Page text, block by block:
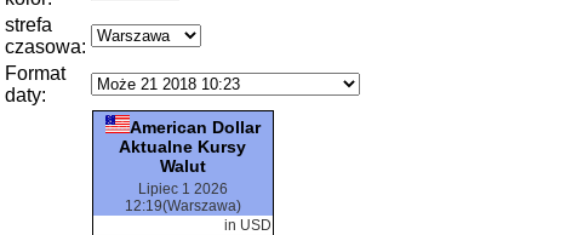
strefa
czasowa:
Format
daty:
American Dollar
Aktualne Kursy
Walut
Lipiec 1 2026
12:19(Warszawa)
in USD